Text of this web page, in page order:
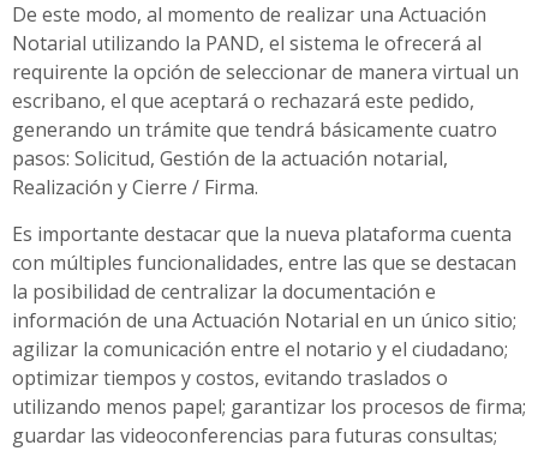
De este modo, al momento de realizar una Actuación
Notarial utilizando la PAND, el sistema le ofrecerá al
requirente la opción de seleccionar de manera virtual un
escribano, el que aceptará o rechazará este pedido,
generando un trámite que tendrá básicamente cuatro
pasos: Solicitud, Gestión de la actuación notarial,
Realización y Cierre / Firma.
Es importante destacar que la nueva plataforma cuenta
con múltiples funcionalidades, entre las que se destacan
la posibilidad de centralizar la documentación e
información de una Actuación Notarial en un único sitio;
agilizar la comunicación entre el notario y el ciudadano;
optimizar tiempos y costos, evitando traslados o
utilizando menos papel; garantizar los procesos de firma;
guardar las videoconferencias para futuras consultas;